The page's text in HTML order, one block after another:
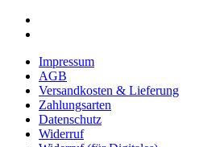
Skip
contentImpressum
AGB
Versandkosten & Lieferung
Zahlungsarten
Datenschutz
Widerruf